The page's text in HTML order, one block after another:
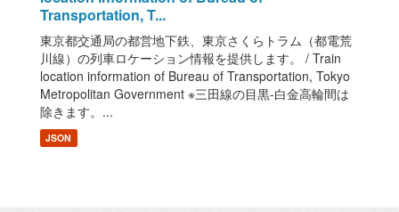
Transportation, T...
東京都交通局の都営地下鉄、東京さくらトラム（都電荒
川線）の列車ロケーション情報を提供します。 / Train
location information of Bureau of Transportation, Tokyo
Metropolitan Government ※三田線の目黒-白金高輪間は
除きます。...
JSON